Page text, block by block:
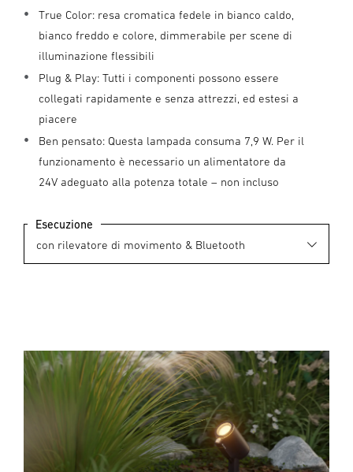
True Color: resa cromatica fedele in bianco caldo,
bianco freddo e colore, dimmerabile per scene di
illuminazione flessibili
Plug & Play: Tutti i componenti possono essere
collegati rapidamente e senza attrezzi, ed estesi a
piacere
Ben pensato: Questa lampada consuma 7,9 W. Per il
funzionamento è necessario un alimentatore da
24V adeguato alla potenza totale – non incluso
Esecuzione